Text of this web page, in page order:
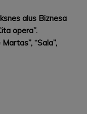
alus Biznesa
opera”.
“Sala”,